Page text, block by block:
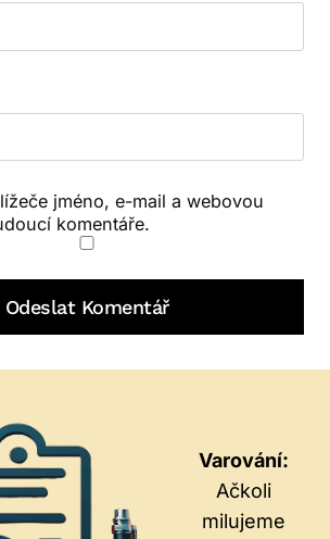
jméno, e-mail a webovou
komentáře.
Varování:
Ačkoli
milujeme